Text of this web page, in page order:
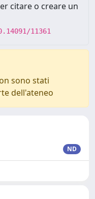
citare o creare un
11361
sono stati
dell'ateneo
ND